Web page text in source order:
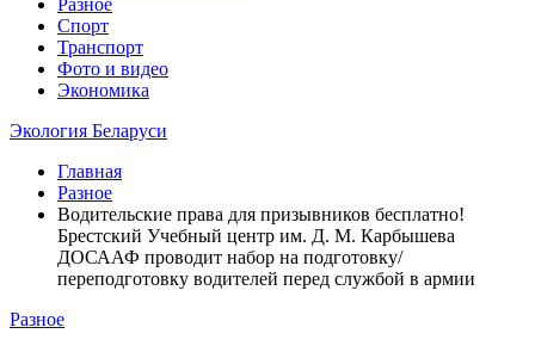
Разное
Спорт
Транспорт
Фото и видео
Экономика
Экология Беларуси
Главная
Разное
Водительские права для призывников бесплатно!
Брестский Учебный центр им. Д. М. Карбышева
ДОСААФ проводит набор на подготовку/
переподготовку водителей перед службой в армии
Разное